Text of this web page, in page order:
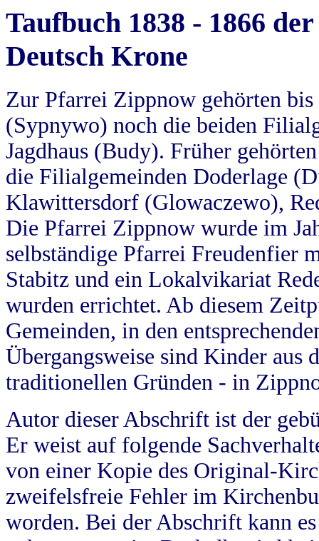
Taufbuch 1838 - 1866
Deutsch Krone
Zur Pfarrei Zippnow gehörten
(Sypnywo) noch die beiden
Jagdhaus (Budy). Früher
die Filialgemeinden Doderlage
Klawittersdorf (Glowaczewo),
Die Pfarrei Zippnow wurde im
selbständige Pfarrei Freudenfier
Stabitz und ein Lokalvikariat
wurden errichtet. Ab diesem
Gemeinden, in den
Übergangsweise sind Kinder aus
traditionellen Gründen - in
Autor dieser Abschrift ist der
Er weist auf folgende
von einer Kopie des Original-
zweifelsfreie Fehler im
worden. Bei der Abschrift kann